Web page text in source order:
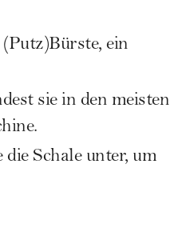
ein
sie in den meisten
Schale unter, um